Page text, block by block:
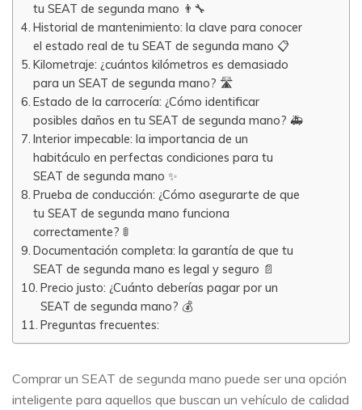
tu SEAT de segunda mano 👨‍🔧
Historial de mantenimiento: la clave para conocer
el estado real de tu SEAT de segunda mano 📋
Kilometraje: ¿cuántos kilómetros es demasiado
para un SEAT de segunda mano? 🛣️
Estado de la carrocería: ¿Cómo identificar
posibles daños en tu SEAT de segunda mano? 🚑
Interior impecable: la importancia de un
habitáculo en perfectas condiciones para tu
SEAT de segunda mano ✨
Prueba de conducción: ¿Cómo asegurarte de que
tu SEAT de segunda mano funciona
correctamente? 🚦
Documentación completa: la garantía de que tu
SEAT de segunda mano es legal y seguro 📄
Precio justo: ¿Cuánto deberías pagar por un
SEAT de segunda mano? 💰
Preguntas frecuentes:
Comprar un SEAT de segunda mano puede ser una opción
inteligente para aquellos que buscan un vehículo de calidad